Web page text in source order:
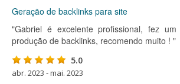
Geração de backlinks para site
"Gabriel é excelente profissional, fez
produção de backlinks, recomendo muito ! "
5.0
abr. 2023 - mai. 2023